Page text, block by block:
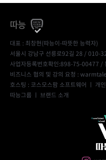
따능
대표 : 최창현(따능이-따뜻한 능력자)
서울시 강남구 선릉로92길 28 / 010-
사업자등록번호확인:898-75-00477 /
비즈니스 협의 및 강의 요청 :
호스팅 : 코스모스팜 소프트웨어 ㅣ 개
따능그룹 ㅣ 브랜드 소개